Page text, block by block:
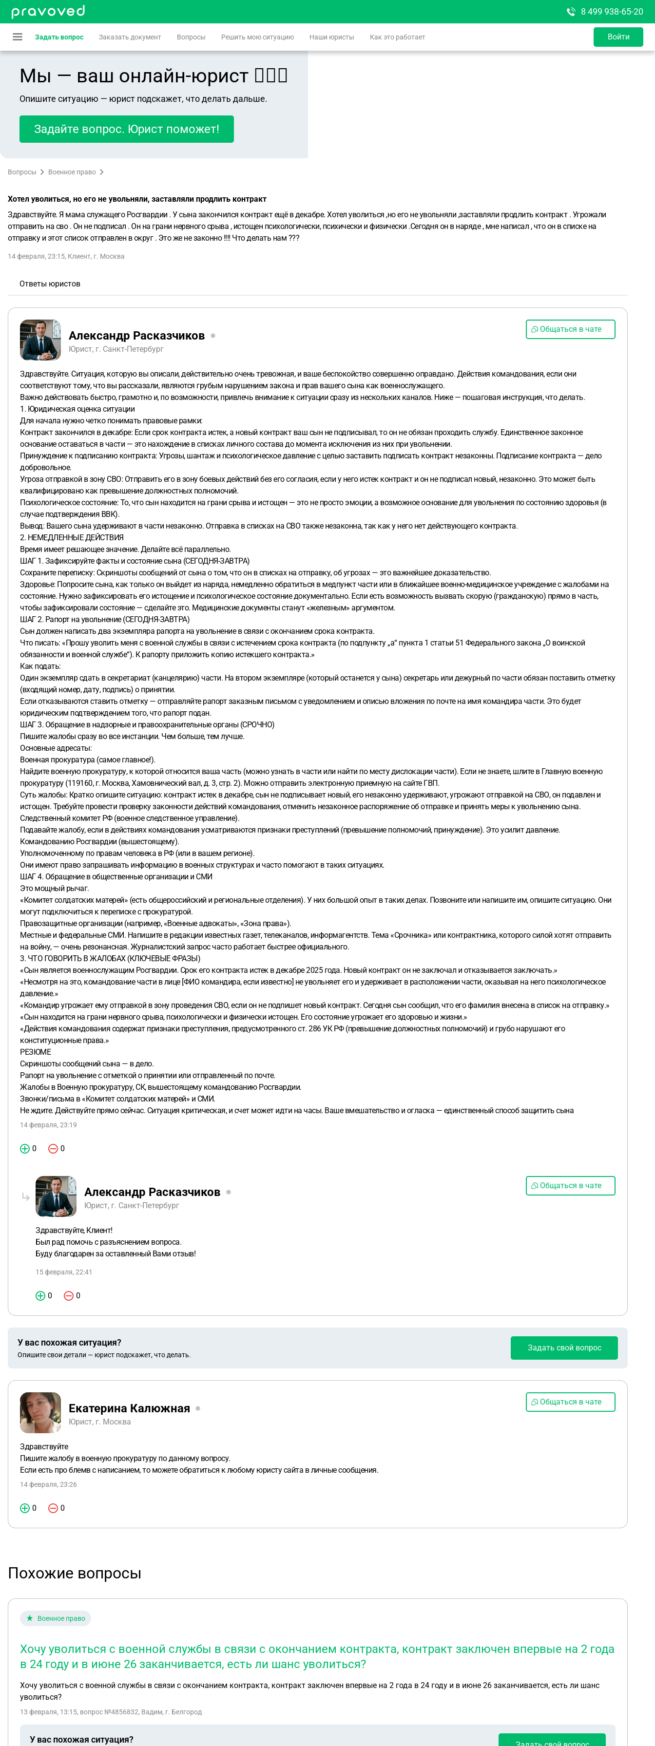
8 499 938-65-20
Задать вопрос Заказать документ Вопросы Решить мою ситуацию Наши юристы Как это работает Войти
Мы — ваш онлайн-юрист 👨🏻‍⚖️
Опишите ситуацию — юрист подскажет, что делать дальше.
Задайте вопрос. Юрист поможет!
Вопросы Военное право
Хотел уволиться, но его не увольняли, заставляли продлить контракт
Здравствуйте. Я мама служащего Росгвардии . У сына закончился контракт ещё в декабре. Хотел уволиться ,но его не увольняли ,заставляли продлить контракт . Угрожали
отправить на сво . Он не подписал . Он на грани нервного срыва , истощен психологически, психически и физически .Сегодня он в наряде , мне написал , что он в списке на
отправку и этот список отправлен в округ . Это же не законно !!!! Что делать нам ???
14 февраля, 23:15, Клиент, г. Москва
Ответы юристов
Александр Расказчиков
Юрист, г. Санкт-Петербург
Общаться в чате
Здравствуйте. Ситуация, которую вы описали, действительно очень тревожная, и ваше беспокойство совершенно оправдано. Действия командования, если они
соответствуют тому, что вы рассказали, являются грубым нарушением закона и прав вашего сына как военнослужащего.
Важно действовать быстро, грамотно и, по возможности, привлечь внимание к ситуации сразу из нескольких каналов. Ниже — пошаговая инструкция, что делать.
1. Юридическая оценка ситуации
Для начала нужно четко понимать правовые рамки:
Контракт закончился в декабре: Если срок контракта истек, а новый контракт ваш сын не подписывал, то он не обязан проходить службу. Единственное законное
основание оставаться в части — это нахождение в списках личного состава до момента исключения из них при увольнении.
Принуждение к подписанию контракта: Угрозы, шантаж и психологическое давление с целью заставить подписать контракт незаконны. Подписание контракта — дело
добровольное.
Угроза отправкой в зону СВО: Отправить его в зону боевых действий без его согласия, если у него истек контракт и он не подписал новый, незаконно. Это может быть
квалифицировано как превышение должностных полномочий.
Психологическое состояние: То, что сын находится на грани срыва и истощен — это не просто эмоции, а возможное основание для увольнения по состоянию здоровья (в
случае подтверждения ВВК).
Вывод: Вашего сына удерживают в части незаконно. Отправка в списках на СВО также незаконна, так как у него нет действующего контракта.
2. НЕМЕДЛЕННЫЕ ДЕЙСТВИЯ
Время имеет решающее значение. Делайте всё параллельно.
ШАГ 1. Зафиксируйте факты и состояние сына (СЕГОДНЯ-ЗАВТРА)
Сохраните переписку: Скриншоты сообщений от сына о том, что он в списках на отправку, об угрозах — это важнейшее доказательство.
Здоровье: Попросите сына, как только он выйдет из наряда, немедленно обратиться в медпункт части или в ближайшее военно-медицинское учреждение с жалобами на
состояние. Нужно зафиксировать его истощение и психологическое состояние документально. Если есть возможность вызвать скорую (гражданскую) прямо в часть,
чтобы зафиксировали состояние — сделайте это. Медицинские документы станут «железным» аргументом.
ШАГ 2. Рапорт на увольнение (СЕГОДНЯ-ЗАВТРА)
Сын должен написать два экземпляра рапорта на увольнение в связи с окончанием срока контракта.
Что писать: «Прошу уволить меня с военной службы в связи с истечением срока контракта (по подпункту „а“ пункта 1 статьи 51 Федерального закона „О воинской
обязанности и военной службе“). К рапорту приложить копию истекшего контракта.»
Как подать:
Один экземпляр сдать в секретариат (канцелярию) части. На втором экземпляре (который останется у сына) секретарь или дежурный по части обязан поставить отметку
(входящий номер, дату, подпись) о принятии.
Если отказываются ставить отметку — отправляйте рапорт заказным письмом с уведомлением и описью вложения по почте на имя командира части. Это будет
юридическим подтверждением того, что рапорт подан.
ШАГ 3. Обращение в надзорные и правоохранительные органы (СРОЧНО)
Пишите жалобы сразу во все инстанции. Чем больше, тем лучше.
Основные адресаты:
Военная прокуратура (самое главное!).
Найдите военную прокуратуру, к которой относится ваша часть (можно узнать в части или найти по месту дислокации части). Если не знаете, шлите в Главную военную
прокуратуру (119160, г. Москва, Хамовнический вал, д. 3, стр. 2). Можно отправить электронную приемную на сайте ГВП.
Суть жалобы: Кратко опишите ситуацию: контракт истек в декабре, сын не подписывает новый, его незаконно удерживают, угрожают отправкой на СВО, он подавлен и
истощен. Требуйте провести проверку законности действий командования, отменить незаконное распоряжение об отправке и принять меры к увольнению сына.
Следственный комитет РФ (военное следственное управление).
Подавайте жалобу, если в действиях командования усматриваются признаки преступлений (превышение полномочий, принуждение). Это усилит давление.
Командованию Росгвардии (вышестоящему).
Уполномоченному по правам человека в РФ (или в вашем регионе).
Они имеют право запрашивать информацию в военных структурах и часто помогают в таких ситуациях.
ШАГ 4. Обращение в общественные организации и СМИ
Это мощный рычаг.
«Комитет солдатских матерей» (есть общероссийский и региональные отделения). У них большой опыт в таких делах. Позвоните или напишите им, опишите ситуацию. Они
могут подключиться к переписке с прокуратурой.
Правозащитные организации (например, «Военные адвокаты», «Зона права»).
Местные и федеральные СМИ. Напишите в редакции известных газет, телеканалов, информагентств. Тема «Срочника» или контрактника, которого силой хотят отправить
на войну, — очень резонансная. Журналистский запрос часто работает быстрее официального.
3. ЧТО ГОВОРИТЬ В ЖАЛОБАХ (КЛЮЧЕВЫЕ ФРАЗЫ)
«Сын является военнослужащим Росгвардии. Срок его контракта истек в декабре 2025 года. Новый контракт он не заключал и отказывается заключать.»
«Несмотря на это, командование части в лице [ФИО командира, если известно] не увольняет его и удерживает в расположении части, оказывая на него психологическое
давление.»
«Командир угрожает ему отправкой в зону проведения СВО, если он не подпишет новый контракт. Сегодня сын сообщил, что его фамилия внесена в список на отправку.»
«Сын находится на грани нервного срыва, психологически и физически истощен. Его состояние угрожает его здоровью и жизни.»
«Действия командования содержат признаки преступления, предусмотренного ст. 286 УК РФ (превышение должностных полномочий) и грубо нарушают его
конституционные права.»
РЕЗЮМЕ
Скриншоты сообщений сына — в дело.
Рапорт на увольнение с отметкой о принятии или отправленный по почте.
Жалобы в Военную прокуратуру, СК, вышестоящему командованию Росгвардии.
Звонки/письма в «Комитет солдатских матерей» и СМИ.
Не ждите. Действуйте прямо сейчас. Ситуация критическая, и счет может идти на часы. Ваше вмешательство и огласка — единственный способ защитить сына
14 февраля, 23:19
0 0
Александр Расказчиков
Юрист, г. Санкт-Петербург
Общаться в чате
Здравствуйте, Клиент!
Был рад помочь с разъяснением вопроса.
Буду благодарен за оставленный Вами отзыв!
15 февраля, 22:41
0 0
У вас похожая ситуация?
Опишите свои детали — юрист подскажет, что делать.
Задать свой вопрос
Екатерина Калюжная
Юрист, г. Москва
Общаться в чате
Здравствуйте
Пишите жалобу в военную прокуратуру по данному вопросу.
Если есть про блемв с написанием, то можете обратиться к любому юристу сайта в личные сообщения.
14 февраля, 23:26
0 0
Похожие вопросы
Военное право
Хочу уволиться с военной службы в связи с окончанием контракта, контракт заключен впервые на 2 года
в 24 году и в июне 26 заканчивается, есть ли шанс уволиться?
Хочу уволиться с военной службы в связи с окончанием контракта, контракт заключен впервые на 2 года в 24 году и в июне 26 заканчивается, есть ли шанс
уволиться?
13 февраля, 13:15, вопрос №4856832, Вадим, г. Белгород
У вас похожая ситуация?